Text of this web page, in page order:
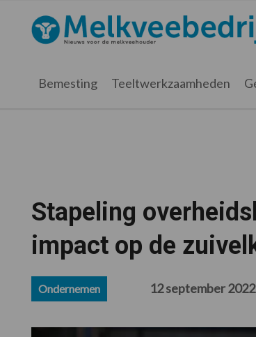
hoofdnavigatie
hoofd
eerste
voettekst
Melkveebedrijf.nl
Bemesting Teeltwerkzaamheden
Stapeling
impact op de
Ondernemen 12 september 2022